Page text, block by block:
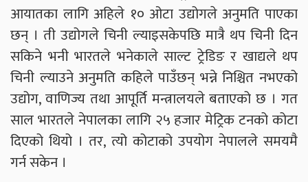
आयातका लागि अहिले १० ओटा उद्योगले अनुमति पाएका
छन् । ती उद्योगले चिनी ल्याइसकेपछि मात्रै थप चिनी दिन
सकिने भनी भारतले भनेकाले साल्ट ट्रेडिङ र खाद्यले थप
चिनी ल्याउने अनुमति कहिले पाउँछन् भन्ने निश्चित नभएको
उद्योग, वाणिज्य तथा आपूर्ति मन्त्रालयले बताएको छ । गत
साल भारतले नेपालका लागि २५ हजार मेट्रिक टनको कोटा
दिएको थियो । तर, त्यो कोटाको उपयोग नेपालले समयमै
गर्न सकेन ।